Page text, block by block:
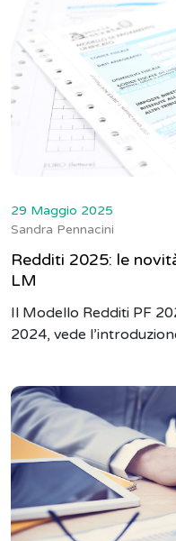
29 Maggio 2025
Sandra Pennacini
Redditi 2025: le
LM
Il Modello Redditi PF
2024, vede